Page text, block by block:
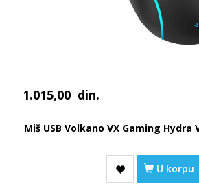
1.015,00 din.
Miš USB Volkano VX Gaming Hydra
U korpu